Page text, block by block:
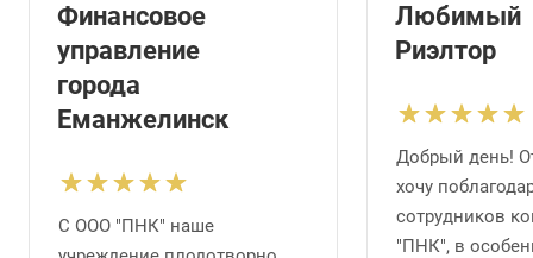
Финансовое
управление
города
Еманжелинск
С ООО "ПНК" наше
Любимый
Риэлтор
Добрый день!
хочу
сотрудников
"ПНК", в